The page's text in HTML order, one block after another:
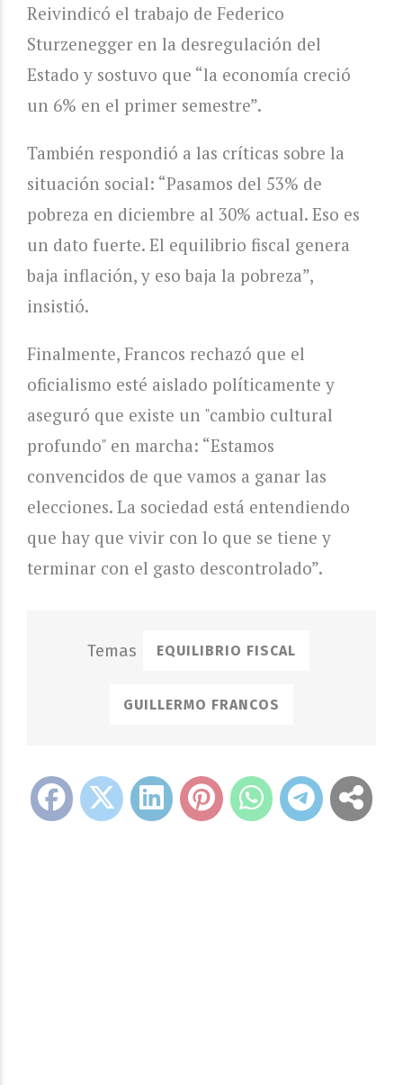
Reivindicó el trabajo de Federico
Sturzenegger en la desregulación del
Estado y sostuvo que “la economía creció
un 6% en el primer semestre”.
También respondió a las críticas sobre la
situación social: “Pasamos del 53% de
pobreza en diciembre al 30% actual. Eso es
un dato fuerte. El equilibrio fiscal genera
baja inflación, y eso baja la pobreza”,
insistió.
Finalmente, Francos rechazó que el
oficialismo esté aislado políticamente y
aseguró que existe un "cambio cultural
profundo" en marcha: “Estamos
convencidos de que vamos a ganar las
elecciones. La sociedad está entendiendo
que hay que vivir con lo que se tiene y
terminar con el gasto descontrolado”.
EQUILIBRIO FISCAL
GUILLERMO FRANCOS